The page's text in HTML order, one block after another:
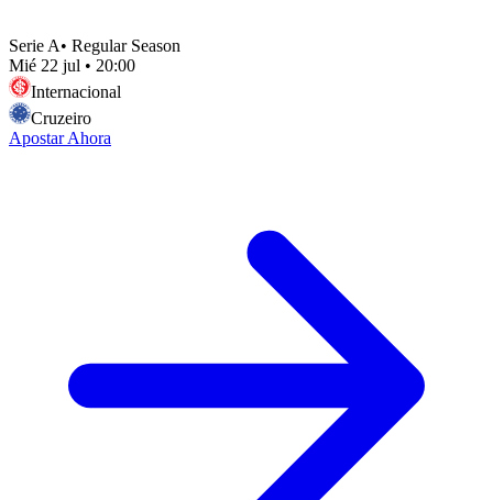
Serie A• Regular Season
Mié 22 jul • 20:00
Internacional
Cruzeiro
Apostar Ahora